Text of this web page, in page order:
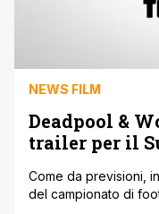
NEWS FILM
Deadpool &
trailer per il
Come da previsioni,
del campionato di